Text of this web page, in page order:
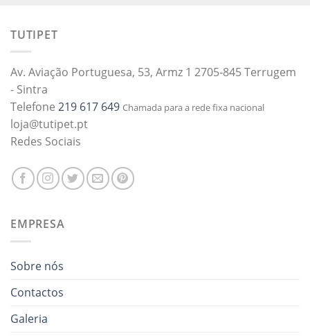
TUTIPET
Av. Aviação Portuguesa, 53, Armz 1 2705-845 Terrugem
- Sintra
Telefone 219 617 649 Chamada para a rede fixa nacional
loja@tutipet.pt
Redes Sociais
EMPRESA
Sobre nós
Contactos
Galeria